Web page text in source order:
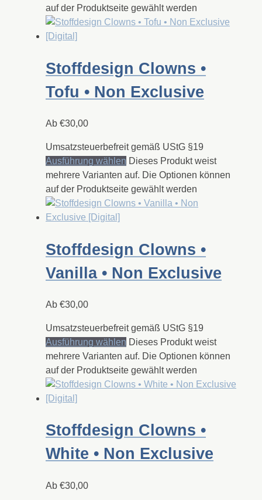
auf der Produktseite gewählt werden
Stoffdesign Clowns •
Tofu • Non Exclusive
Ab €30,00
Umsatzsteuerbefreit gemäß UStG §19
Ausführung wählen Dieses Produkt weist
mehrere Varianten auf. Die Optionen können
auf der Produktseite gewählt werden
Stoffdesign Clowns •
Vanilla • Non Exclusive
Ab €30,00
Umsatzsteuerbefreit gemäß UStG §19
Ausführung wählen Dieses Produkt weist
mehrere Varianten auf. Die Optionen können
auf der Produktseite gewählt werden
Stoffdesign Clowns •
White • Non Exclusive
Ab €30,00